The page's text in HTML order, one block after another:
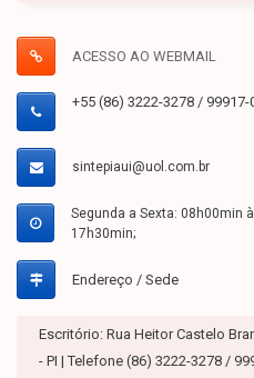
ACESSO AO WEBMAIL
+55 (86) 3222-3278 / 99917-
sintepiaui@uol.com.br
Segunda a Sexta: 08h00min
17h30min;
Endereço / Sede
Escritório: Rua Heitor Castelo
- PI | Telefone (86) 3222-3278 /